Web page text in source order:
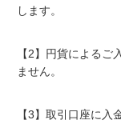
します。
【2】円貨による
ません。
【3】取引口座に